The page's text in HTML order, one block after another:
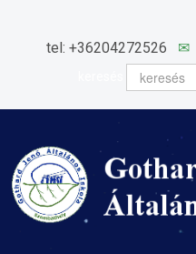
tel: +36204272526 ✉